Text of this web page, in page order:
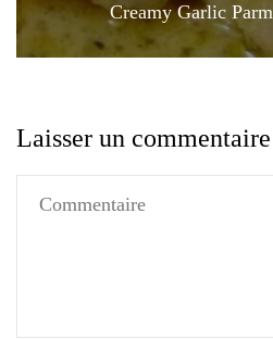
Creamy Garlic
Laisser un commentaire